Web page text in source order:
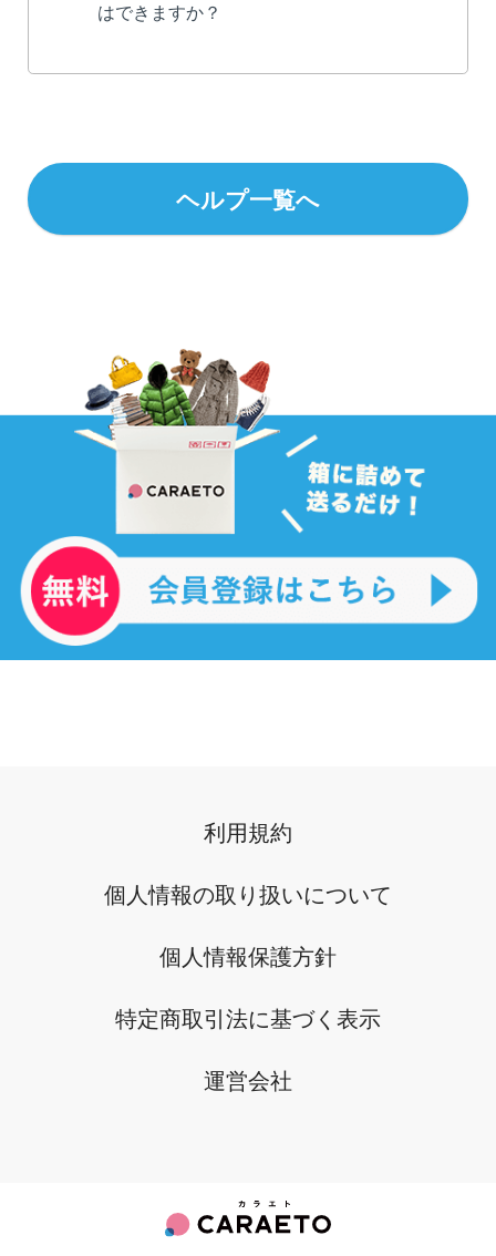
はできますか？
ヘルプ一覧へ
利用規約
個人情報の取り扱いについて
個人情報保護方針
特定商取引法に基づく表示
運営会社